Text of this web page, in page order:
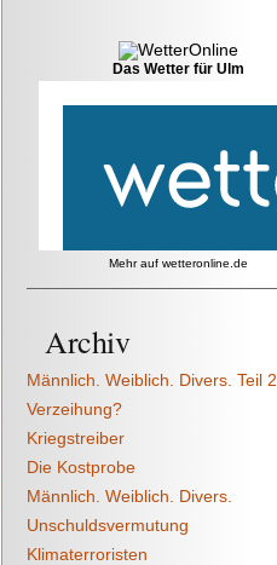
Das Wetter für Ulm
Mehr auf wetteronline.de
Archiv
Männlich. Weiblich. Divers. Teil 2
Verzeihung?
Kriegstreiber
Die Kostprobe
Männlich. Weiblich. Divers.
Unschuldsvermutung
Klimaterroristen